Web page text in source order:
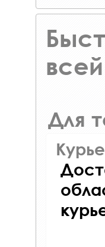
Для